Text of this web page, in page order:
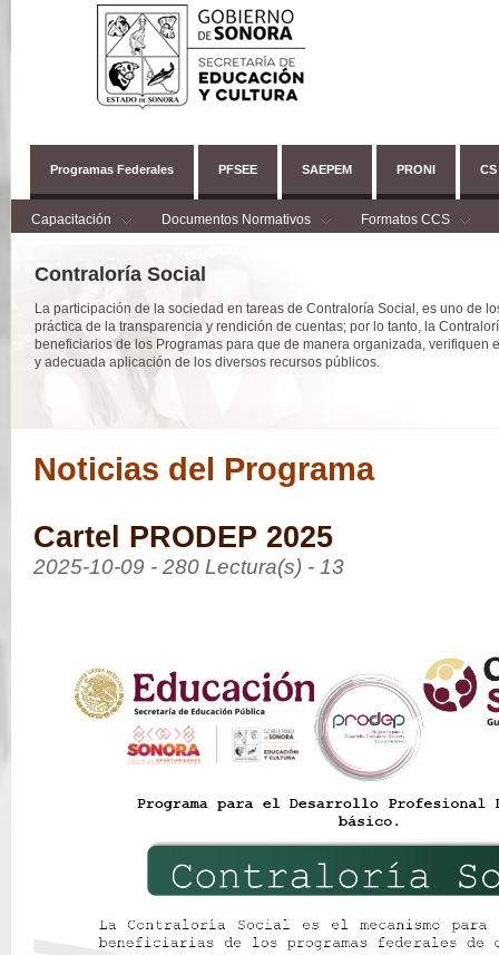
Programas Federales PFSEE SAEPEM PRONI CS
Capacitación Documentos Normativos Formatos CCS
Contraloría Social
La participación de la sociedad en tareas de Contraloría Social, es uno de
práctica de la transparencia y rendición de cuentas; por lo tanto, la
beneficiarios de los Programas para que de manera organizada, verifiquen
y adecuada aplicación de los diversos recursos públicos.
Noticias del Programa
Cartel PRODEP 2025
2025-10-09 - 280 Lectura(s) - 13